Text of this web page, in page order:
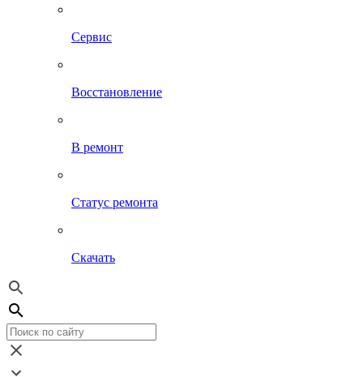
Сервис
Восстановление
В ремонт
Статус ремонта
Скачать